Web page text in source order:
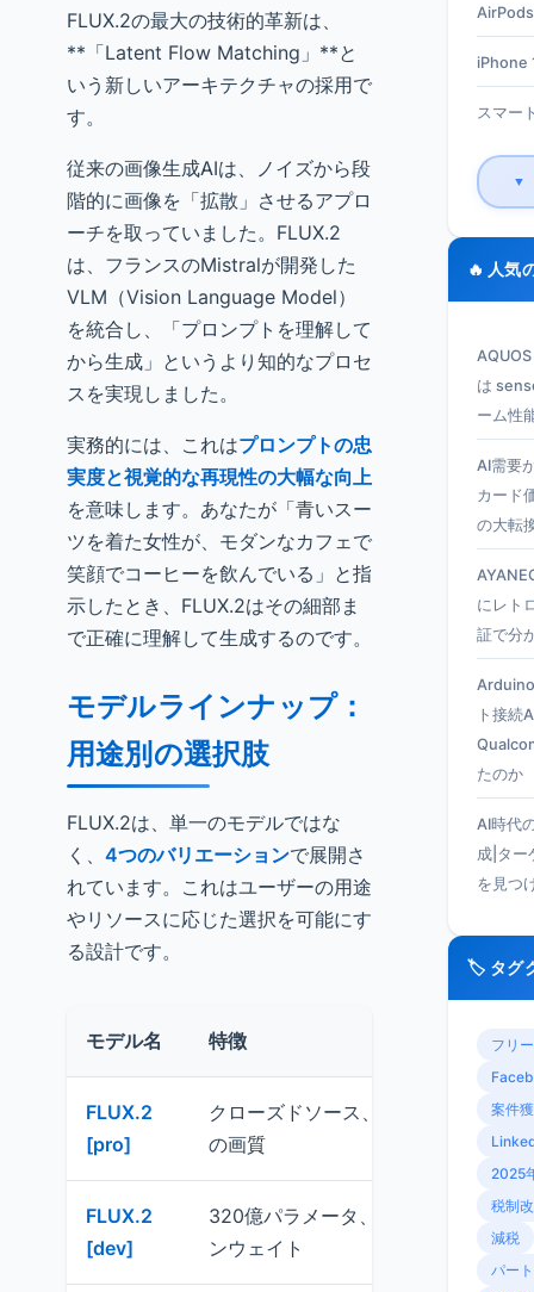
FLUX.2の最大の技術的革新は、
**「Latent Flow Matching」**と
いう新しいアーキテクチャの採用で
す。
従来の画像生成AIは、ノイズから段
階的に画像を「拡散」させるアプロ
ーチを取っていました。FLUX.2
は、フランスのMistralが開発した
VLM（Vision Language Model）
を統合し、「プロンプトを理解して
から生成」というより知的なプロセ
スを実現しました。
実務的には、これはプロンプトの忠
実度と視覚的な再現性の大幅な向上
を意味します。あなたが「青いスー
ツを着た女性が、モダンなカフェで
笑顔でコーヒーを飲んでいる」と指
示したとき、FLUX.2はその細部ま
で正確に理解して生成するのです。
モデルラインナップ：
用途別の選択肢
FLUX.2は、単一のモデルではな
く、 4つのバリエーションで展開さ
れています。これはユーザーの用途
やリソースに応じた選択を可能にす
る設計です。
モデル名 特徴 推奨
FLUX.2
[pro]
クローズドソース、最高峰
の画質
商用
質が
FLUX.2
[dev]
320億パラメータ、オープ
ンウェイト
ロー
スタ
iPhone
スマー
▼
🔥 人気
は
ーム性
AI需要
カード
の大転
にレト
証で分
ト接続
たのか
AI時代
成|ター
を見つ
🏷️ タグ
フリ
案件
2025
税制
減税
パート